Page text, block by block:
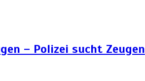
– Polizei sucht Zeugen